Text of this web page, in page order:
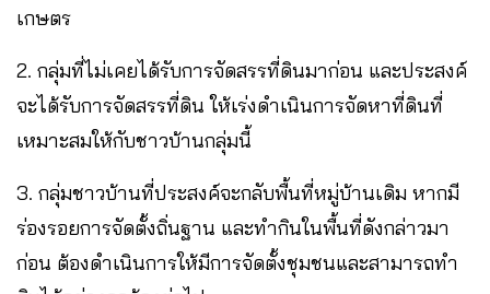
เกษตร
2. กลุ่มที่ไม่เคยได้รับการจัดสรรที่ดินมาก่อน และประสงค์
จะได้รับการจัดสรรที่ดิน ให้เร่งดำเนินการจัดหาที่ดินที่
เหมาะสมให้กับชาวบ้านกลุ่มนี้
3. กลุ่มชาวบ้านที่ประสงค์จะกลับพื้นที่หมู่บ้านเดิม หากมี
ร่องรอยการจัดตั้งถิ่นฐาน และทำกินในพื้นที่ดังกล่าวมา
ก่อน ต้องดำเนินการให้มีการจัดตั้งชุมชนและสามารถทำ